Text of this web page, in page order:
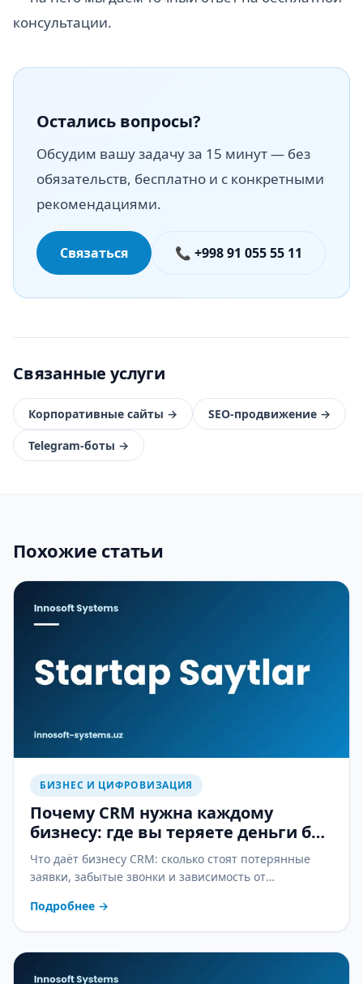
консультации.
Остались вопросы?
Обсудим вашу задачу за 15 минут — без
обязательств, бесплатно и с конкретными
рекомендациями.
Связаться 📞 +998 91 055 55 11
Связанные услуги
Корпоративные сайты → SEO-продвижение →
Telegram-боты →
Похожие статьи
БИЗНЕС И ЦИФРОВИЗАЦИЯ
Почему CRM нужна каждому
бизнесу: где вы теряете деньги без
неё
Что даёт бизнесу CRM: сколько стоят потерянные
заявки, забытые звонки и зависимость от
Подробнее →